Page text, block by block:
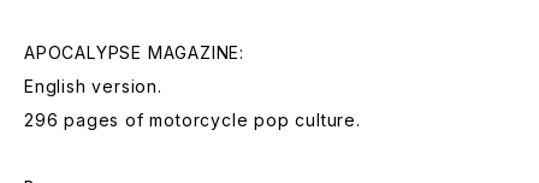
APOCALYPSE MAGAZINE:
English version.
296 pages of motorcycle pop culture.